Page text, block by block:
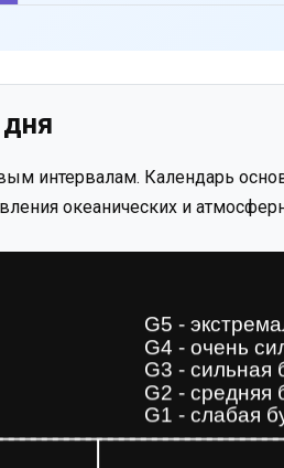
интервалам. Календарь
океанических и